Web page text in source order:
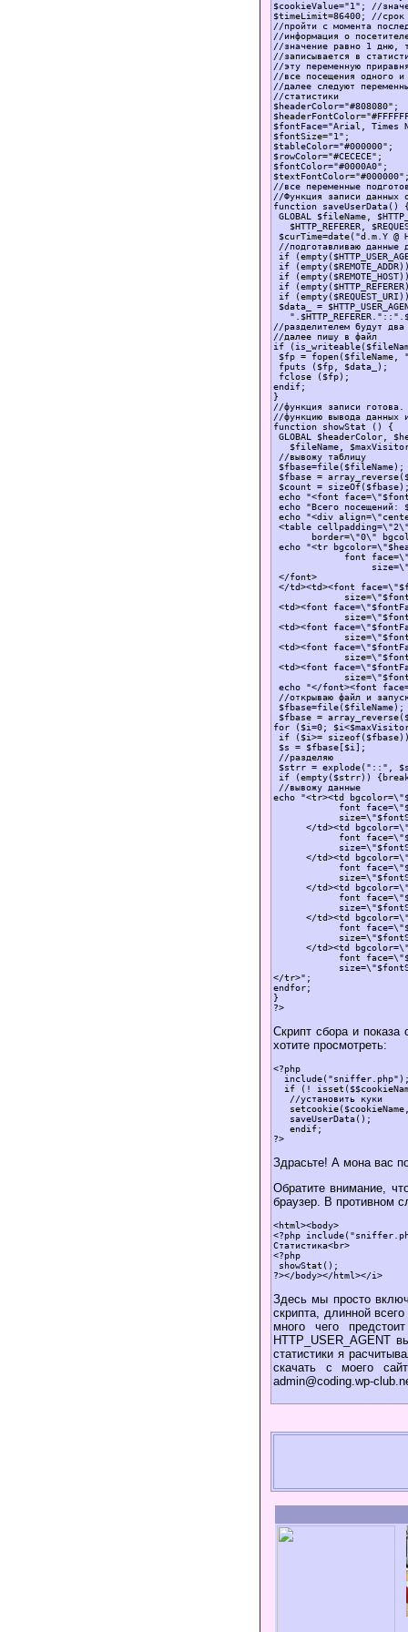
$cookieValue="1"; //
$timeLimit=86400; //срок
//пройти с момента
//информация о
//значение равно 1 дню,
//записывается в
//эту переменную
//все посещения одного и
//далее следуют
//статистики
$headerColor="#808080";
$fontFace="Arial, Times
$fontSize="1";
$tableColor="#000000";
$rowColor="#CECECE";
$fontColor="#0000A0";
//все переменные
//Функция записи данных
function saveUserData()
GLOBAL $fileName,
$HTTP_REFERER,
$curTime=date("d.m.Y
//подготавливаю данные
if
if
if
if
if
$data_ =
//разделителем будут
//далее пишу в файл
if
$fp = fopen($fileName,
fputs ($fp, $data_);
fclose ($fp);
endif;
}
//функция записи готова.
//функцию вывода данных
function showStat () {
GLOBAL $headerColor,
$fileName,
//вывожу таблицу
$fbase=file($fileName);
$fbase =
$count =
echo "<font
echo "Всего посещений:
echo "<div
<table
border=\"0\"
echo "<tr
font
</font>
</td><td><font
<td><font
<td><font
<td><font
<td><font
echo "</font><font
//открываю файл и
$fbase=file($fileName);
$fbase =
for ($i=0;
if ($i>=
$s = $fbase[$i];
//разделяю
$strr = explode("::",
if (empty($strr))
//вывожу данные
echo "<tr><td
font
</td><td
font
</td><td
font
</td><td
font
</td><td
font
</td><td
font
</tr>";
endfor;
}
Скрипт сбора и показа
хотите просмотреть:
<?php
if (!
   //установить куки
   saveUserData();
   endif;
Здрасьте! А мона вас
Обратите внимание,
браузер. В противном
<html><body>
<?php
Статистика<br>
<?php
showStat();
Здесь мы просто
скрипта, длинной
много чего
HTTP_USER_AGENT
статистики я
скачать с моего
admin@coding.wp-